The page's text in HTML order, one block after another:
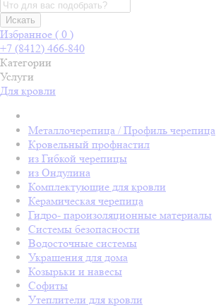
Искать
Избранное ( 0 )
+7 (8412) 466-840
Категории
Услуги
Для кровли
Металлочерепица / Профиль черепица
Кровельный профнастил
из Гибкой черепицы
из Ондулина
Комплектующие для кровли
Керамическая черепица
Гидро- пароизоляционные материалы
Системы безопасности
Водосточные системы
Украшения для дома
Козырьки и навесы
Софиты
Утеплители для кровли